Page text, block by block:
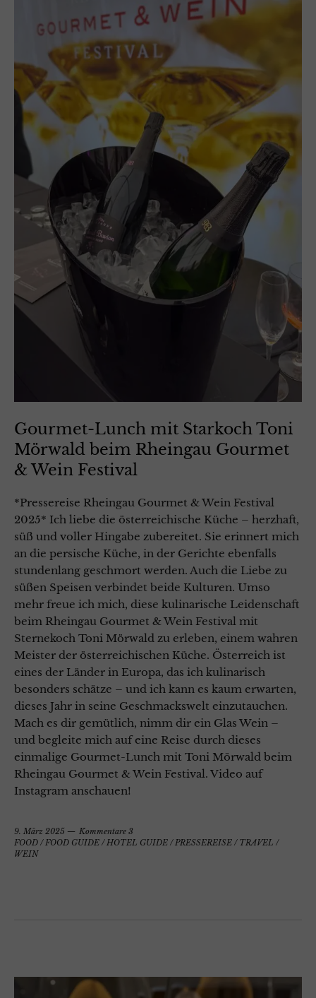
Gourmet-Lunch mit Starkoch Toni
Mörwald beim Rheingau Gourmet
& Wein Festival
*Pressereise Rheingau Gourmet & Wein Festival
2025* Ich liebe die österreichische Küche – herzhaft,
süß und voller Hingabe zubereitet. Sie erinnert mich
an die persische Küche, in der Gerichte ebenfalls
stundenlang geschmort werden. Auch die Liebe zu
süßen Speisen verbindet beide Kulturen. Umso
mehr freue ich mich, diese kulinarische Leidenschaft
beim Rheingau Gourmet & Wein Festival mit
Sternekoch Toni Mörwald zu erleben, einem wahren
Meister der österreichischen Küche. Österreich ist
eines der Länder in Europa, das ich kulinarisch
besonders schätze – und ich kann es kaum erwarten,
dieses Jahr in seine Geschmackswelt einzutauchen.
Mach es dir gemütlich, nimm dir ein Glas Wein –
und begleite mich auf eine Reise durch dieses
einmalige Gourmet-Lunch mit Toni Mörwald beim
Rheingau Gourmet & Wein Festival. Video auf
Instagram anschauen!
9. März 2025
Kommentare 3
FOOD /FOOD GUIDE /HOTEL GUIDE /PRESSEREISE / TRAVEL /
WEIN